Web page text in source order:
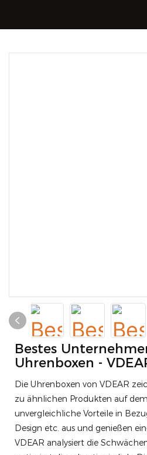
Bestes
Uhrenboxen -
Die Uhrenboxen von VDEAR
zu ähnlichen Produkten auf
unvergleichliche Vorteile in
Design etc. aus und genießen
VDEAR analysiert die